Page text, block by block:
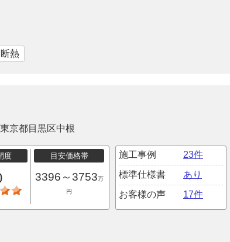
熱
東京都目黒区中根
度 目安価格帯
3396～3753万
円
施工事例
23件
標準仕様書
あり
お客様の声
17件